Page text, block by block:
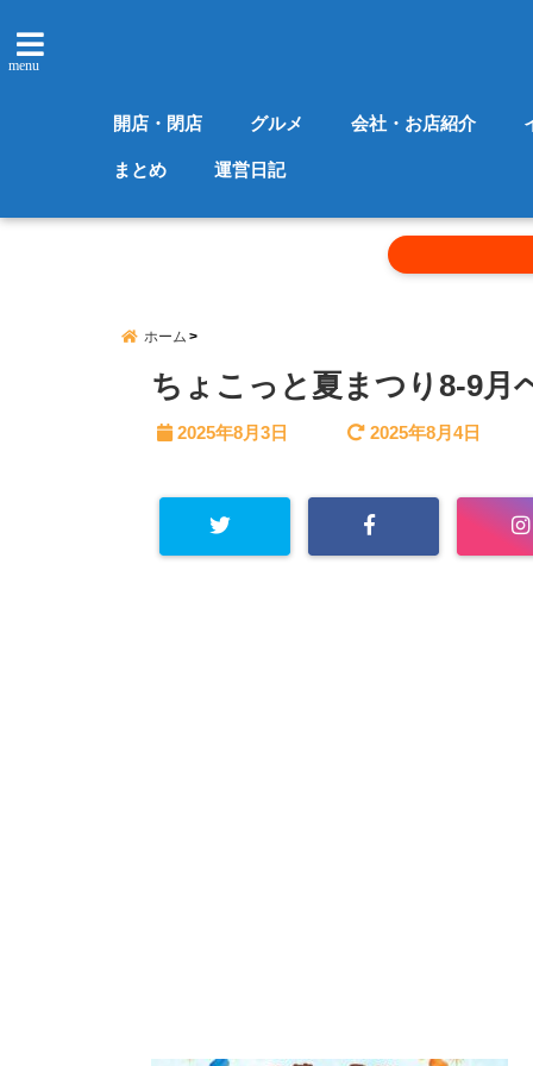
menu
開店・閉店 グルメ 会社・お店紹介
まとめ 運営日記
ホーム
ちょこっと夏まつり8-9月
2025年8月3日 2025年8月4日